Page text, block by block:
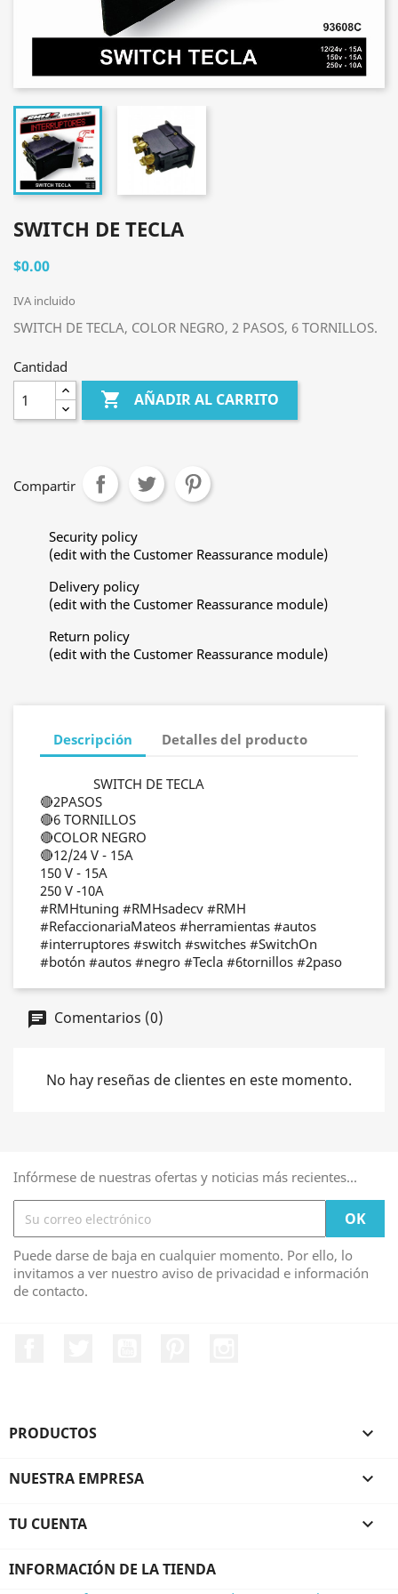
SWITCH DE TECLA
$0.00
IVA incluido
SWITCH DE TECLA, COLOR NEGRO, 2 PASOS, 6 TORNILLOS.
Cantidad
 AÑADIR AL CARRITO
Compartir
Security policy
(edit with the Customer Reassurance module)
Delivery policy
(edit with the Customer Reassurance module)
Return policy
(edit with the Customer Reassurance module)
Descripción Detalles del producto
SWITCH DE TECLA
🔴2PASOS
🔴6 TORNILLOS
🔴COLOR NEGRO
🔴12/24 V - 15A
150 V - 15A
250 V -10A
#RMHtuning #RMHsadecv #RMH
#RefaccionariaMateos #herramientas #autos
#interruptores #switch #switches #SwitchOn
#botón #autos #negro #Tecla #6tornillos #2paso
Comentarios (0)
No hay reseñas de clientes en este momento.
Infórmese de nuestras ofertas y noticias más recientes...
Puede darse de baja en cualquier momento. Por ello, lo
invitamos a ver nuestro aviso de privacidad e información
de contacto.
PRODUCTOS 
NUESTRA EMPRESA 
TU CUENTA 
INFORMACIÓN DE LA TIENDA